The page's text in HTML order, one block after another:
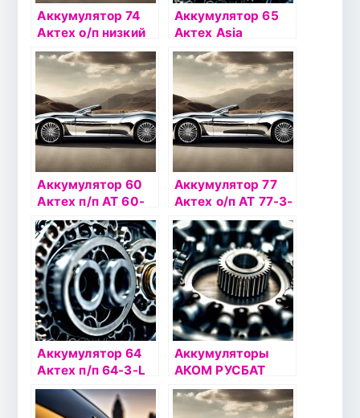
Аккумулятор 74
Актех о/п низкий
AT 74-3-R
Аккумулятор 65
Актех Asia
Стандарт п/п
ATSTA 65-3-L
Аккумулятор 60
Актех п/п AT 60-
3-L
Аккумулятор 77
Актех о/п АТ 77-3-
R
Аккумулятор 64
Актех п/п 64-3-L
Аккумуляторы
АКОМ РУСБАТ